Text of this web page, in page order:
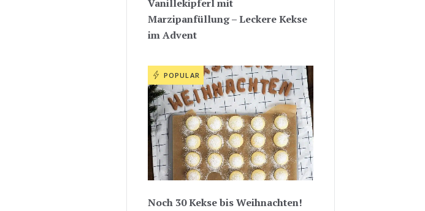
Vanillekipferl mit
Marzipanfüllung – Leckere Kekse
im Advent
POPULAR
Noch 30 Kekse bis Weihnachten!